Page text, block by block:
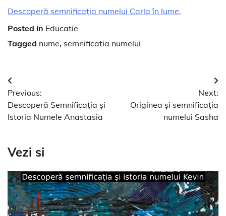
Descoperă semnificația numelui Carla în lume.
Posted in Educatie
Tagged nume, semnificatia numelui
Navigare
în
articole
Previous:
Descoperă Semnificația și
Istoria Numele Anastasia
Next:
Originea și semnificația
numelui Sasha
Vezi si